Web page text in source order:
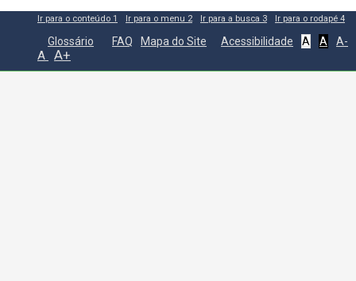
Ir para o conteúdo 1 Ir para o menu 2 Ir para a busca 3 Ir para o rodapé 4
Glossário FAQ Mapa do Site Acessibilidade A A A-
A A+